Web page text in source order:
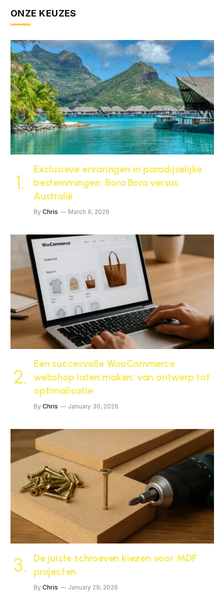
ONZE KEUZES
Exclusieve ervaringen in paradijselijke
bestemmingen: Bora Bora versus
Australië
By Chris March 9, 2026
Een succesvolle WooCommerce
webshop laten maken: van ontwerp tot
optimalisatie
By Chris January 30, 2026
De juiste schroeven kiezen voor MDF
projecten
By Chris January 29, 2026